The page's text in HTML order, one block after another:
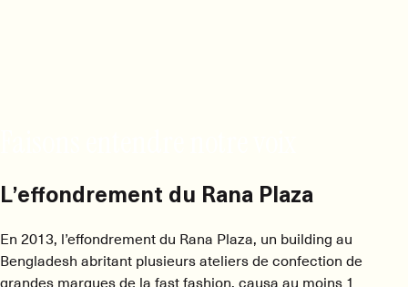
L’effondrement du Rana Plaza
En 2013, l’effondrement du Rana Plaza, un building au
Bengladesh abritant plusieurs ateliers de confection de
grandes marques de la fast fashion, causa au moins 1